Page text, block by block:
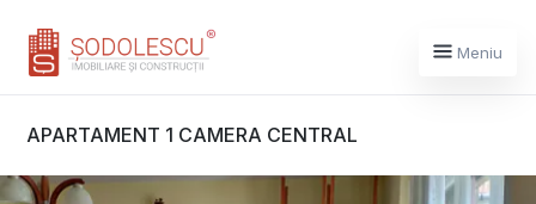
Meniu
APARTAMENT 1 CAMERA CENTRAL